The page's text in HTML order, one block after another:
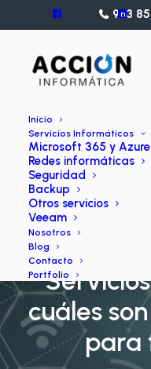
963
Inicio
Servicios Informáticos
Microsoft 365 y Azure
Redes informáticas
Seguridad
Backup
Otros servicios
Veeam
Nosotros
Blog
Contacto
Portfolio
cuáles
para